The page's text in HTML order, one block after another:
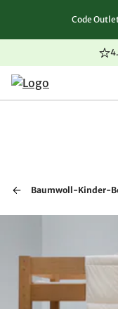
Zum Inhalt springen
Zur Navigation springen
Zum Seitenende
Code
Baumwoll-Kinder-